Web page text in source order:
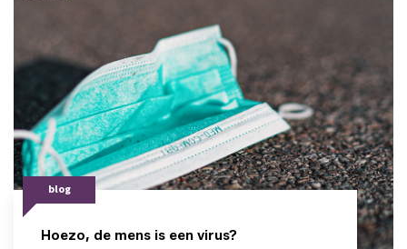
blog
Hoezo, de mens is een virus?